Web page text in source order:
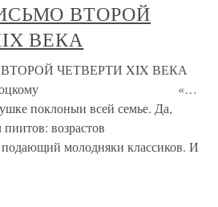
ВТОРОЙ
ВЕКА
ЧЕТВЕРТИ XIX ВЕКА
Вл. Высоцкому «…
поклоныи всей семье. Да,
пиитов: возрастов
молодняки классиков. И